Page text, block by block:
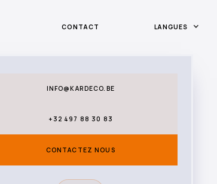
INFO@KARDECO.BE
+32 497 88 30 83
CONTACTEZ NOUS
CONTACT LANGUES